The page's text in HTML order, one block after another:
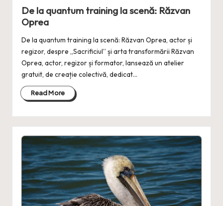
De la quantum training la scenă: Răzvan
Oprea
De la quantum training la scenă: Răzvan Oprea, actor și
regizor, despre „Sacrificiul” și arta transformării Răzvan
Oprea, actor, regizor și formator, lansează un atelier
gratuit, de creație colectivă, dedicat…
Read More